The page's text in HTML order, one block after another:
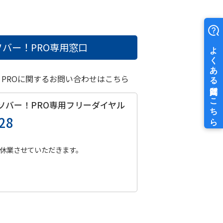
ー！PRO専用窓口
に関するお問い合わせはこちら
バー！PRO専用フリーダイヤル
させていただきます。